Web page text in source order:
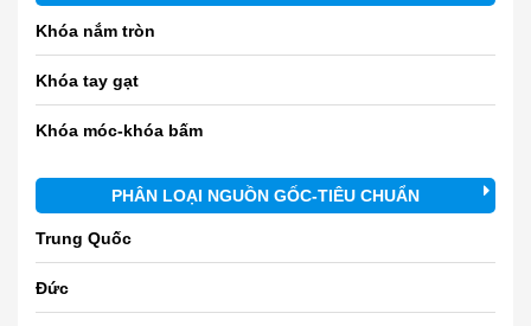
Khóa nắm tròn
Khóa tay gạt
Khóa móc-khóa bấm
PHÂN LOẠI NGUỒN GỐC-TIÊU CHUẨN
Trung Quốc
Đức